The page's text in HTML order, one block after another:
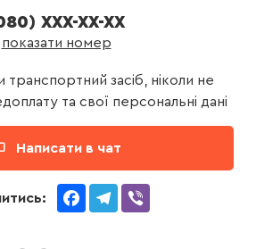
XXX-XX-XX
показати номер
транспортний засіб, ніколи не
та свої персональні дані
Написати в чат
FacebookTelegram